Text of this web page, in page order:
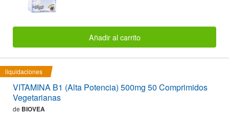
Añadir al carrito
liquidaciones
VITAMINA B1 (Alta Potencia) 500mg 50 Comprimidos
Vegetarianas
de BIOVEA